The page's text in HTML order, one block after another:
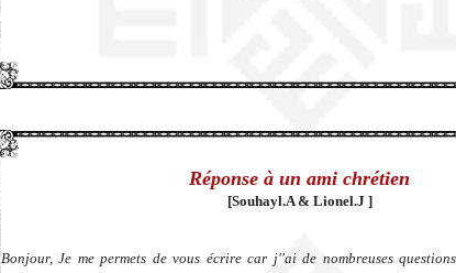
Réponse à un ami chrétien
[Souhayl.A & Lionel.J ]
Bonjour, Je me permets de vous écrire car j''ai de nombreuses